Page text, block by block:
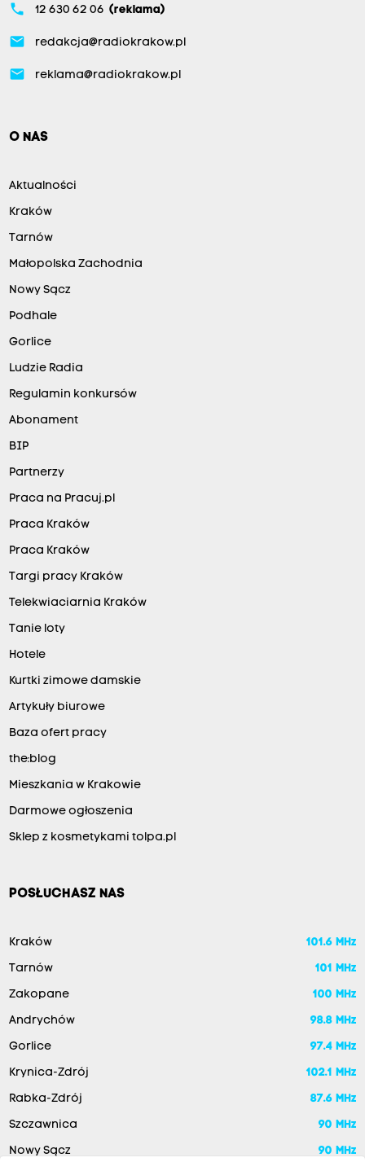
phone 12 630 62 06 (reklama)
email redakcja@radiokrakow.pl
email reklama@radiokrakow.pl
O NAS
Aktualności
Kraków
Tarnów
Małopolska Zachodnia
Nowy Sącz
Podhale
Gorlice
Ludzie Radia
Regulamin konkursów
Abonament
BIP
Partnerzy
Praca na Pracuj.pl
Praca Kraków
Praca Kraków
Targi pracy Kraków
Telekwiaciarnia Kraków
Tanie loty
Hotele
Kurtki zimowe damskie
Artykuły biurowe
Baza ofert pracy
the:blog
Mieszkania w Krakowie
Darmowe ogłoszenia
Sklep z kosmetykami tolpa.pl
POSŁUCHASZ NAS
Kraków 101.6 MHz
Tarnów 101 MHz
Zakopane 100 MHz
Andrychów 98.8 MHz
Gorlice 97.4 MHz
Krynica-Zdrój 102.1 MHz
Rabka-Zdrój 87.6 MHz
Szczawnica 90 MHz
Nowy Sącz 90 MHz